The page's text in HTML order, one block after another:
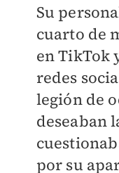
Su
cuarto de
en TikTok
redes
legión de
deseaban
por su